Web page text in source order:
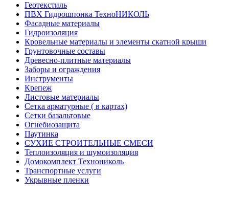
Геотекстиль
ПВХ Гидрошпонка ТехноНИКОЛЬ
Фасадные материалы
Гидроизоляция
Кровельные материалы и элементы скатной крыши
Грунтовочные составы
Древесно-плитные материалы
Заборы и ограждения
Инструменты
Крепеж
Листовые материалы
Сетка арматурные ( в картах)
Сетки базальтовые
Огнебиозащита
Паутинка
СУХИЕ СТРОИТЕЛЬНЫЕ СМЕСИ
Теплоизоляция и шумоизоляция
Домокомплект Технониколь
Транспортные услуги
Укрывные пленки